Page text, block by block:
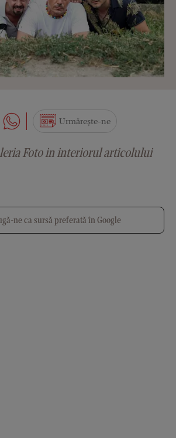
Urmărește-ne
Foto in interiorul articolului
ne ca sursă preferată în Google